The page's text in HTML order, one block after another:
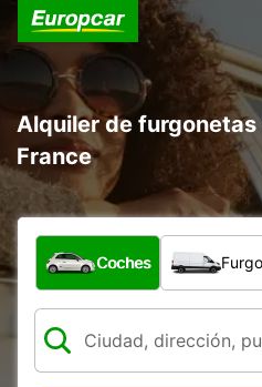
Alquiler de
France
¿Qué tipo de vehículo?
Coches